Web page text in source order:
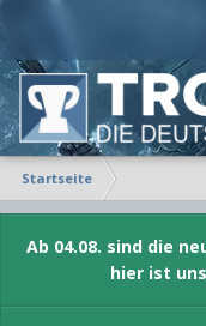
Startseite
Ab 04.08. sind die
hier ist